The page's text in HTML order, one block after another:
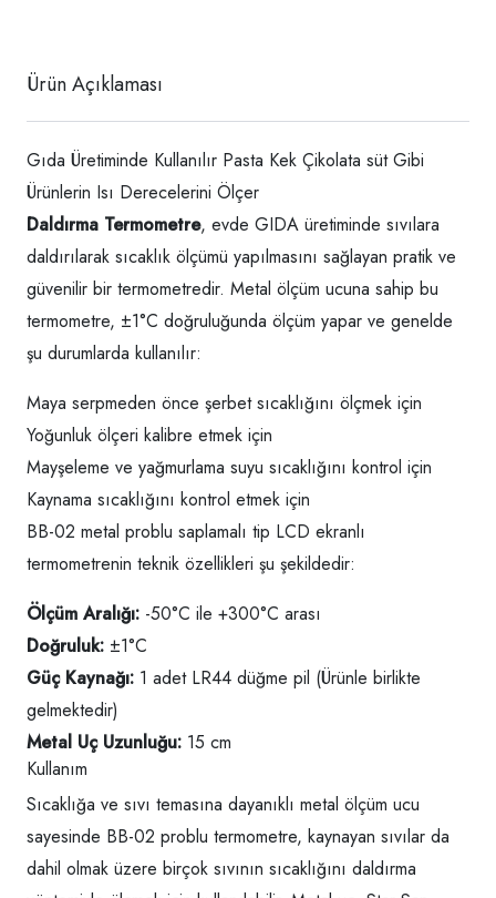
Ürün Açıklaması
Gıda Üretiminde Kullanılır Pasta Kek Çikolata süt Gibi
Ürünlerin Isı Derecelerini Ölçer
Daldırma Termometre, evde GIDA üretiminde sıvılara
daldırılarak sıcaklık ölçümü yapılmasını sağlayan pratik ve
güvenilir bir termometredir. Metal ölçüm ucuna sahip bu
termometre, ±1°C doğruluğunda ölçüm yapar ve genelde
şu durumlarda kullanılır:
Maya serpmeden önce şerbet sıcaklığını ölçmek için
Yoğunluk ölçeri kalibre etmek için
Mayşeleme ve yağmurlama suyu sıcaklığını kontrol için
Kaynama sıcaklığını kontrol etmek için
BB-02 metal problu saplamalı tip LCD ekranlı
termometrenin teknik özellikleri şu şekildedir:
Ölçüm Aralığı: -50°C ile +300°C arası
Doğruluk: ±1°C
Güç Kaynağı: 1 adet LR44 düğme pil (Ürünle birlikte
gelmektedir)
Metal Uç Uzunluğu: 15 cm
Kullanım
Sıcaklığa ve sıvı temasına dayanıklı metal ölçüm ucu
sayesinde BB-02 problu termometre, kaynayan sıvılar da
dahil olmak üzere birçok sıvının sıcaklığını daldırma